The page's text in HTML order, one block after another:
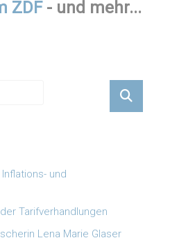
ZDF- und mehr...
und
Tarifverhandlungen
Lena Marie Glaser